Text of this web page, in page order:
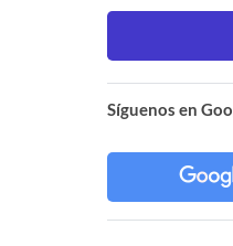
Síguenos en